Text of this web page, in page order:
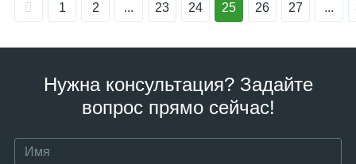
1 2 ... 23 24 25 26 27 ...
Нужна консультация? Задайте
вопрос прямо сейчас!